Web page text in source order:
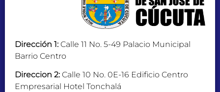
Dirección 1: Calle 11 No. 5-49 Palacio Municipal
Barrio Centro
Direccion 2: Calle 10 No. 0E-16 Edificio Centro
Empresarial Hotel Tonchalá